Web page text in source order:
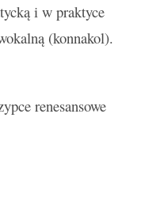
i w praktyce
(konnakol).
renesansowe